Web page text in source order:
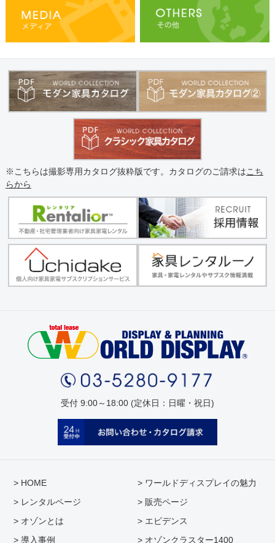
※こちらは撮影専用カタログ抜粋版です。カタログのご請求はこち
らから
受付 9:00～18:00 (定休日：日曜・祝日)
> HOME
> ワールドディスプレイの魅力
> レンタルページ
> 販売ページ
> オゾンとは
> エビデンス
> 導入事例
> オゾンクラスター1400